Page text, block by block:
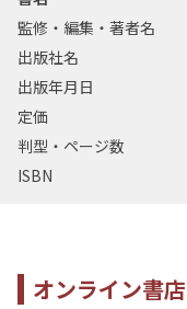
監修・編集・著者名
出版社名
出版年月日
定価
判型・ページ数
ISBN
オンライン書店